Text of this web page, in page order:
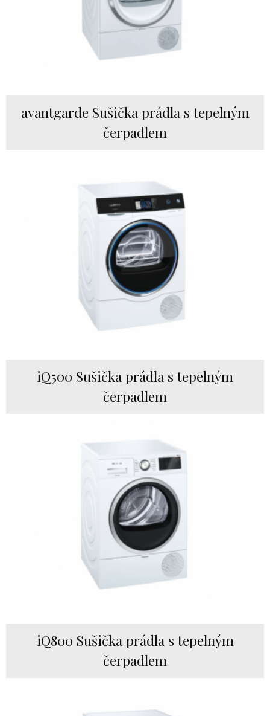
avantgarde Sušička prádla s tepelným
čerpadlem
iQ500 Sušička prádla s tepelným
čerpadlem
iQ800 Sušička prádla s tepelným
čerpadlem